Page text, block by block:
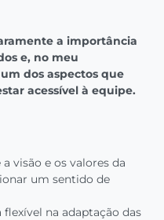
a importância
e, no meu
dos aspectos que
acessível à equipe.
visão e os valores da
um sentido de
flexível na adaptação das